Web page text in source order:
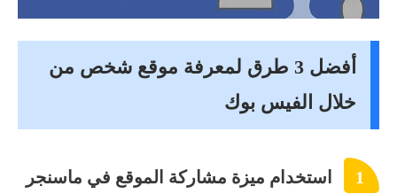
أفضل 3 طرق لمعرفة موقع شخص من
خلال الفيس بوك
1 استخدام ميزة مشاركة الموقع في ماسنجر